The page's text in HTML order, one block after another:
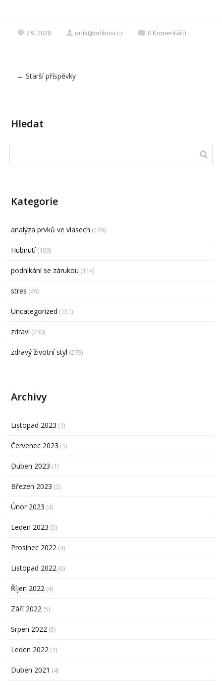
7.9. 2020 orlik@orlikovi.cz 0 Komentářů
← Starší příspěvky
Hledat
Kategorie
analýza prvků ve vlasech (149)
Hubnutí(109)
podnikání se zárukou (114)
stres (49)
Uncategorized (151)
zdraví(230)
zdravý životní styl (279)
Archivy
Listopad 2023 (1)
Červenec 2023 (1)
Duben 2023 (1)
Březen 2023 (3)
Únor 2023 (4)
Leden 2023 (5)
Prosinec 2022 (4)
Listopad 2022 (6)
Říjen 2022 (4)
Září 2022 (5)
Srpen 2022 (3)
Leden 2022 (1)
Duben 2021 (4)